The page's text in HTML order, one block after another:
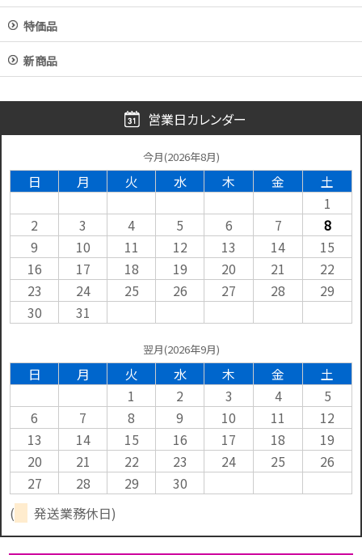
特価品
新商品
営業日カレンダー
今月(2026年8月)
日 月 火 水 木 金
土
1
2
3 4 5 6 7
8
9
10 11 12 13 14
15
16
17 18 19 20 21
22
23
24 25 26 27 28
29
30
31
翌月(2026年9月)
日 月 火 水 木 金
土
1
2 3 4
5
6
7 8 9 10 11
12
13
14 15 16 17 18
19
20
21 22 23 24 25
26
27
28 29
30
(
発送業務休日)